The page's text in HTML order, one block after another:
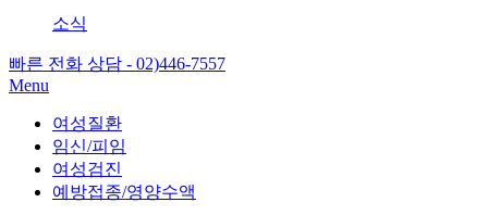
소식
빠른 전화 상담 - 02)446-7557
Menu
여성질환
임신/피임
여성검진
예방접종/영양수액